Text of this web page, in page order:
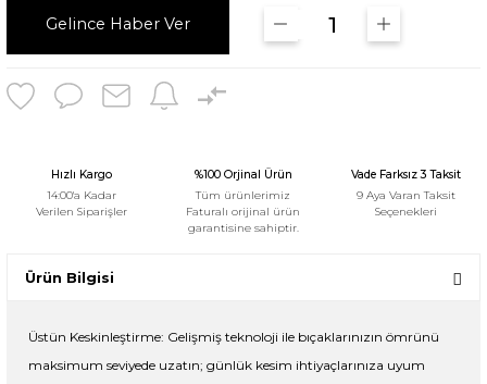
Gelince Haber Ver
Hızlı Kargo
14:00'a Kadar
Verilen Siparişler
%100 Orjinal Ürün
Tüm ürünlerimiz
Faturalı orijinal ürün
garantisine sahiptir.
Vade Farksız 3 Taksit
9 Aya Varan Taksit
Seçenekleri
Ürün Bilgisi
Üstün Keskinleştirme: Gelişmiş teknoloji ile bıçaklarınızın ömrünü
maksimum seviyede uzatın; günlük kesim ihtiyaçlarınıza uyum